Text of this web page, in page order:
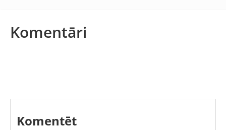
Komentāri
Komentēt